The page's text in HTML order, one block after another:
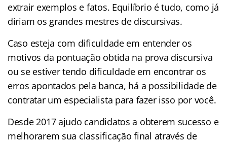
extrair exemplos e fatos. Equilíbrio é tudo, como já
diriam os grandes mestres de discursivas.
Caso esteja com dificuldade em entender os
motivos da pontuação obtida na prova discursiva
ou se estiver tendo dificuldade em encontrar os
erros apontados pela banca, há a possibilidade de
contratar um especialista para fazer isso por você.
Desde 2017 ajudo candidatos a obterem sucesso e
melhorarem sua classificação final através de